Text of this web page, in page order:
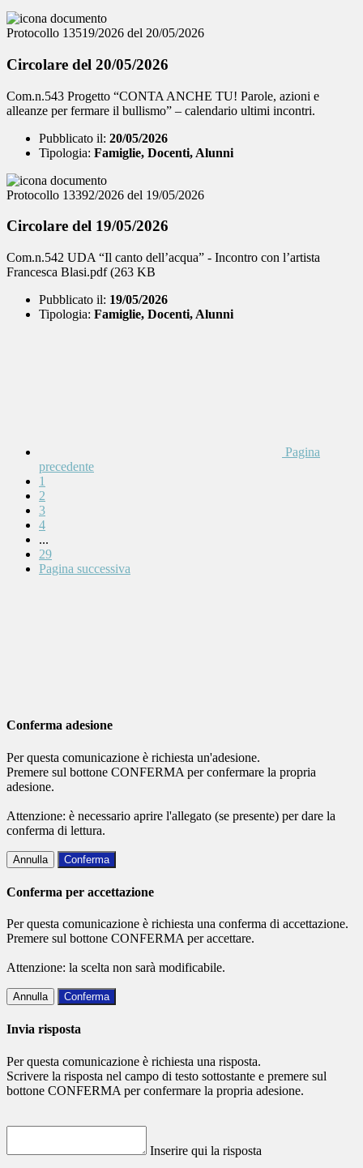
Protocollo 13519/2026 del 20/05/2026
Circolare del 20/05/2026
Com.n.543 Progetto “CONTA ANCHE TU! Parole, azioni e
alleanze per fermare il bullismo” – calendario ultimi incontri.
Pubblicato il: 20/05/2026
Tipologia: Famiglie, Docenti, Alunni
Protocollo 13392/2026 del 19/05/2026
Circolare del 19/05/2026
Com.n.542 UDA “Il canto dell’acqua” - Incontro con l’artista
Francesca Blasi.pdf (263 KB
Pubblicato il: 19/05/2026
Tipologia: Famiglie, Docenti, Alunni
Pagina
precedente
1
2
3
4
...
29
Pagina successiva
Conferma adesione
Per questa comunicazione è richiesta un'adesione.
Premere sul bottone CONFERMA per confermare la propria
adesione.
Attenzione: è necessario aprire l'allegato (se presente) per dare la
conferma di lettura.
Annulla Conferma
Conferma per accettazione
Per questa comunicazione è richiesta una conferma di accettazione.
Premere sul bottone CONFERMA per accettare.
Attenzione: la scelta non sarà modificabile.
Annulla Conferma
Invia risposta
Per questa comunicazione è richiesta una risposta.
Scrivere la risposta nel campo di testo sottostante e premere sul
bottone CONFERMA per confermare la propria adesione.
Inserire qui la risposta